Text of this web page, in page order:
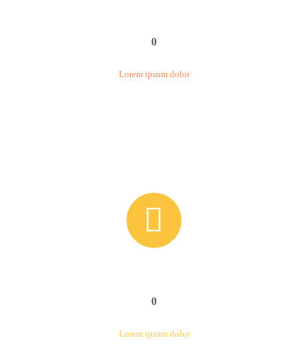
0
Lorem ipsum dolor


0
Lorem ipsum dolor